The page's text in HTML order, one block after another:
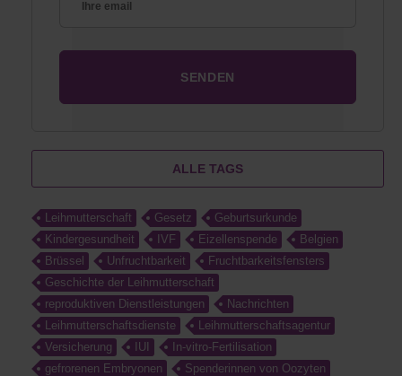
ALLE TAGS
Leihmutterschaft Gesetz
Geburtsurkunde
Kindergesundheit
IVF Eizellenspende
Belgien
Brüssel
Unfruchtbarkeit
Fruchtbarkeitsfensters
Geschichte der Leihmutterschaft
reproduktiven Dienstleistungen
Nachrichten
Leihmutterschaftsdienste
Leihmutterschaftsagentur
Versicherung
IUI
In-vitro-Fertilisation
gefrorenen Embryonen
Spenderinnen von Oozyten